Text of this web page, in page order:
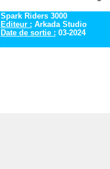
Spark Riders 3000
Editeur : Arkada Studio
Date de sortie : 03-2024